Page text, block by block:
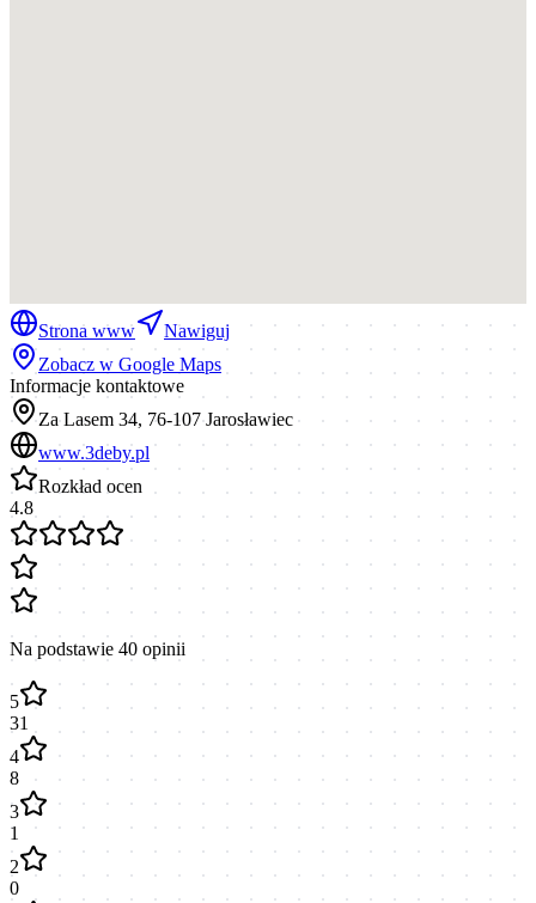
Strona www
Nawiguj
Zobacz w Google Maps
Informacje kontaktowe
Za Lasem 34, 76-107 Jarosławiec
www.3deby.pl
Rozkład ocen
4.8
Na podstawie 40 opinii
5
31
4
8
3
1
2
0